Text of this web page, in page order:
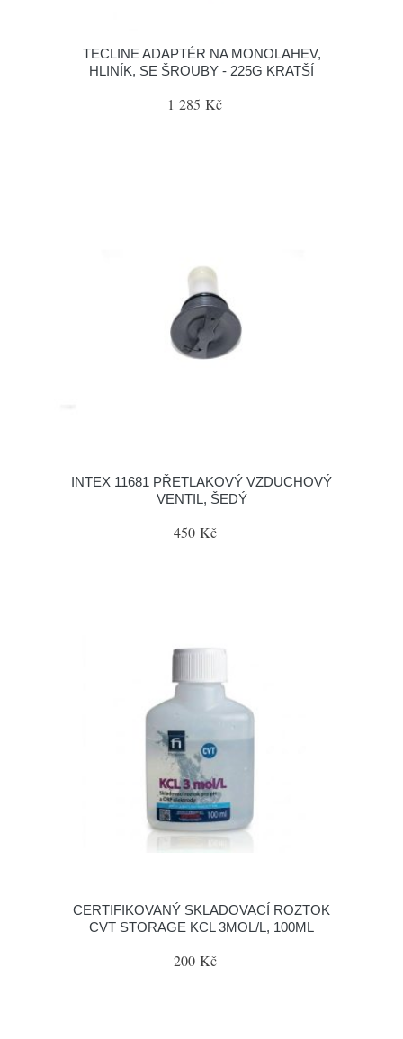
TECLINE ADAPTÉR NA MONOLAHEV,
HLINÍK, SE ŠROUBY - 225G KRATŠÍ
1 285 Kč
INTEX 11681 PŘETLAKOVÝ VZDUCHOVÝ
VENTIL, ŠEDÝ
450 Kč
CERTIFIKOVANÝ SKLADOVACÍ ROZTOK
CVT STORAGE KCL 3MOL/L, 100ML
200 Kč